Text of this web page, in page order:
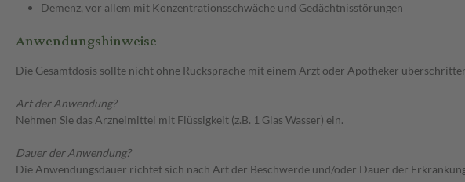
Demenz, vor allem mit Konzentrationsschwäche und Gedächtnisstörungen
Anwendungshinweise
Die Gesamtdosis sollte nicht ohne Rücksprache mit einem Arzt oder Apotheker
Art der Anwendung?
Nehmen Sie das Arzneimittel mit Flüssigkeit (z.B. 1 Glas Wasser) ein.
Dauer der Anwendung?
Die Anwendungsdauer richtet sich nach Art der Beschwerde und/oder Dauer der